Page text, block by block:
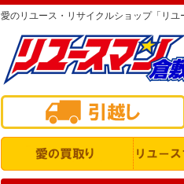
愛のリユース・リサイクルショップ「リユ